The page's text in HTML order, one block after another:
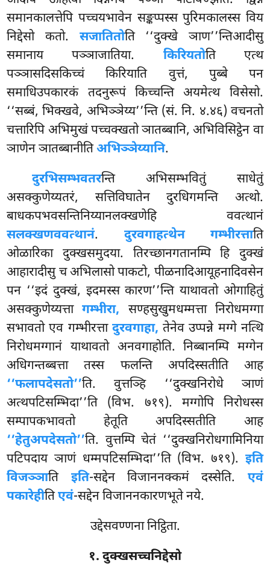
समानकालत्तेपि पच्चयभावेन सङ्कप्पस्स पुरिमकालस्स विय
निद्देसो कतो. सजातितोति ‘‘दुक्खे ञाण’’न्तिआदीसु
समानाय पञ्ञाजातिया. किरियतोति एत्थ
पञ्ञासदिसकिच्चं किरियाति वुत्तं, पुब्बे पन
समाधिउपकारकं तदनुरूपं किच्चन्ति अयमेत्थ विसेसो.
‘‘सब्बं, भिक्खवे, अभिञ्ञेय्य’’न्ति (सं. नि. ४.४६) वचनतो
चत्तारिपि अभिमुखं पच्चक्खतो ञातब्बानि, अभिविसिट्ठेन वा
ञाणेन ञातब्बानीतिअभिञ्ञेय्यानि.
दुरभिसम्भवतरन्ति अभिसम्भवितुं साधेतुं
असक्कुणेय्यतरं, सत्तिविघातेन दुरधिगमन्ति अत्थो.
बाधकपभवसन्तिनिय्यानलक्खणेहि ववत्थानं
सलक्खणववत्थानं. दुरवगाहत्थेन गम्भीरत्ताति
ओळारिका दुक्खसमुदया. तिरच्छानगतानम्पि हि दुक्खं
आहारादीसु च अभिलासो पाकटो, पीळनादिआयूहनादिवसेन
पन ‘‘इदं दुक्खं, इदमस्स कारण’’न्ति याथावतो ओगाहितुं
असक्कुणेय्यत्तागम्भीरा, सण्हसुखुमधम्मत्ता निरोधमग्गा
सभावतो एव गम्भीरत्ता दुरवगाहा, तेनेव उप्पन्ने मग्गे नत्थि
निरोधमग्गानं याथावतो अनवगाहोति. निब्बानम्पि मग्गेन
अधिगन्तब्बत्ता तस्स फलन्ति अपदिस्सतीति आह
‘‘फलापदेसतो’’ति. वुत्तञ्हि ‘‘दुक्खनिरोधे ञाणं
अत्थपटिसम्भिदा’’ति (विभ. ७१९). मग्गोपि निरोधस्स
सम्पापकभावतो हेतूति अपदिस्सतीति आह
‘‘हेतुअपदेसतो’’ति. वुत्तम्पि चेतं ‘‘दुक्खनिरोधगामिनिया
पटिपदाय ञाणं धम्मपटिसम्भिदा’’ति (विभ. ७१९). इति
विजञ्ञाति इति-सद्देन विजाननक्कमं दस्सेति. एवं
पकारेहीतिएवं-सद्देन विजाननकारणभूते नये.
उद्देसवण्णना निट्ठिता.
१. दुक्खसच्चनिद्देसो